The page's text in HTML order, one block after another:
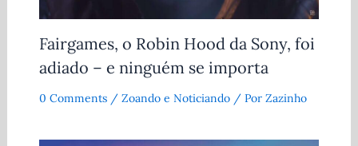
Fairgames, o Robin Hood da Sony, foi
adiado – e ninguém se importa
0 Comments / Zoando e Noticiando/ Por Zazinho